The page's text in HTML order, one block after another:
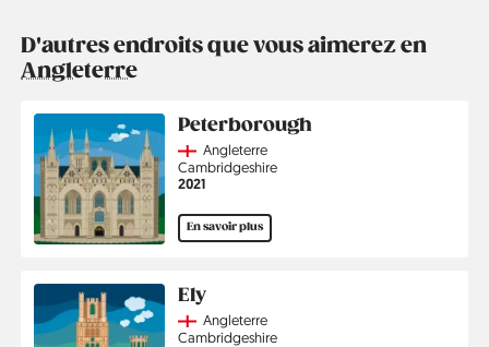
D'autres endroits que vous aimerez en
Angleterre
Peterborough
CountryAngleterre
Région
Cambridgeshire
Année
2021
En savoir plus
Ely
CountryAngleterre
Région
Cambridgeshire